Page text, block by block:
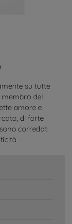
su tutte
membro del
amore e
di forte
corredati